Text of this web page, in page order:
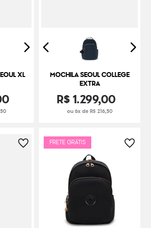
XL
MOCHILA SEOUL COLLEGE
EXTRA
R$1.299,00
ou 6x de R$ 216,50
FRETE GRÁTIS